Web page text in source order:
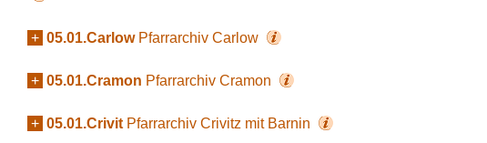
+ 05.01.Carlow Pfarrarchiv Carlow
+ 05.01.Cramon Pfarrarchiv Cramon
+ 05.01.Crivit Pfarrarchiv Crivitz mit Barnin